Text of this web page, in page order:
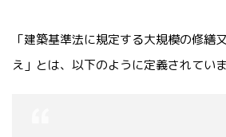
「建築基準法に規定する大規模の修繕
え」とは、以下のように定義されていま